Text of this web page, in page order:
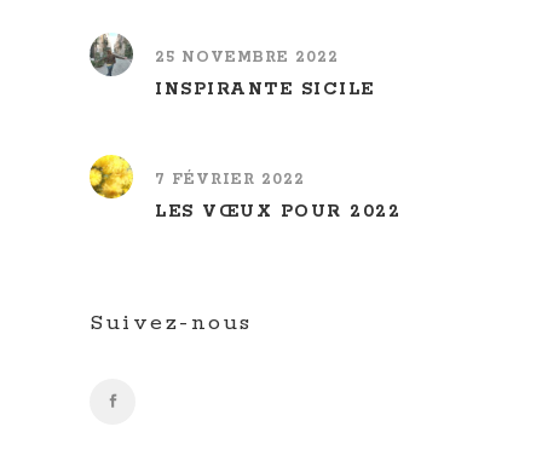
25 NOVEMBRE 2022
INSPIRANTE SICILE
7 FÉVRIER 2022
LES VŒUX POUR 2022
Suivez-nous